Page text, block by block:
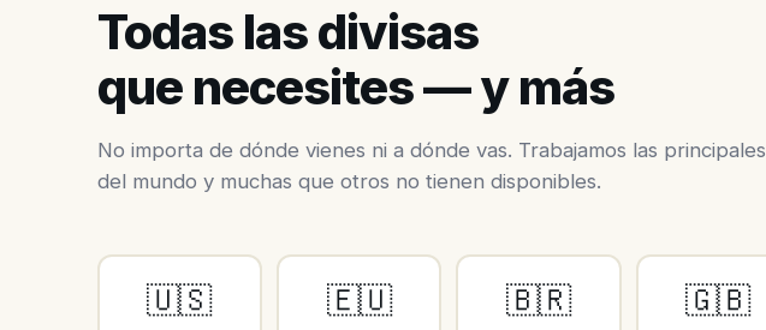
Todas las divisas
que necesites — y más
No importa de dónde vienes ni a dónde vas. Trabajamos las principales
del mundo y muchas que otros no tienen disponibles.
🇺🇸 🇪🇺 🇧🇷 🇬🇧